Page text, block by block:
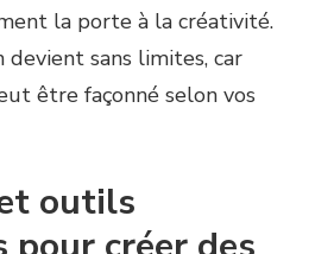
la porte à la créativité.
devient sans limites, car
être façonné selon vos
outils